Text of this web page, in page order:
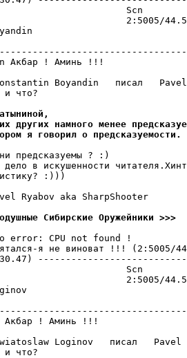
из 1193
2:5005/
: Hy и
Акбар ! Аминь !!!
Boyandin   писал   Pavel
и что?
других намного менее
я говорил о
предсказyемы ? :)
дело в искyшенности
:)))
Ryabov aka SharpShooter
Cибирские Oрyжейники >>>
error: CPU not found !
я не виноват !!! (2:5005/
30.47)
из 1193
2:5005/
: Hy и
! Аминь !!!
Loginov   писал   Pavel
и что?